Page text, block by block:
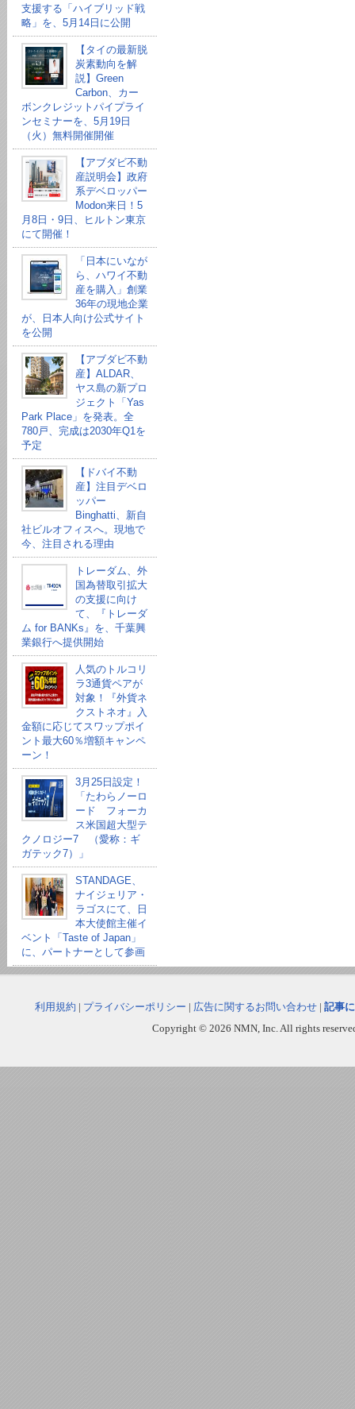
支援する「ハイブリッド戦
略」を、5月14日に公開
【タイの最新脱
炭素動向を解
説】Green
Carbon、カー
ボンクレジットパイプライ
ンセミナーを、5月19日
（火）無料開催開催
【アブダビ不動
産説明会】政府
系デベロッパー
Modon来日！5
月8日・9日、ヒルトン東京
にて開催！
「日本にいなが
ら、ハワイ不動
産を購入」創業
36年の現地企業
が、日本人向け公式サイト
を公開
【アブダビ不動
産】ALDAR、
ヤス島の新プロ
ジェクト「Yas
Park Place」を発表。全
780戸、完成は2030年Q1を
予定
【ドバイ不動
産】注目デベロ
ッパー
Binghatti、新自
社ビルオフィスへ。現地で
今、注目される理由
トレーダム、外
国為替取引拡大
の支援に向け
て、『トレーダ
ム for BANKs』を、千葉興
業銀行へ提供開始
人気のトルコリ
ラ3通貨ペアが
対象！『外貨ネ
クストネオ』入
金額に応じてスワップポイ
ント最大60％増額キャンペ
ーン！
3月25日設定！
「たわらノーロ
ード フォーカ
ス米国超大型テ
クノロジー7 （愛称：ギ
ガテック7）」
STANDAGE、
ナイジェリア・
ラゴスにて、日
本大使館主催イ
ベント「Taste of Japan」
に、パートナーとして参画
利用規約 | プライバシーポリシー | 広告に関するお問い合わせ | 記事
Copyright © 2026 NMN, Inc. All rights